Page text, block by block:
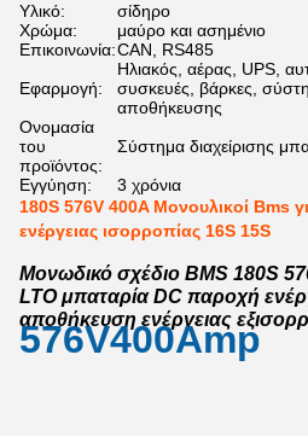
Υλικό:
σίδηρο
Χρώμα:
μαύρο και ασημένιο
Επικοινωνία:CAN, RS485
Εφαρμογή:
Ηλιακός, αέρας, UPS,
συσκευές, βάρκες,
αποθήκευσης
Ονομασία
του
προϊόντος:
Σύστημα διαχείρισης
Εγγύηση:
3 χρόνια
180S 576V 400A Μονουλικοί Bms
ενέργειας ισορροπίας 16S 15S
Μονωδικό σχέδιο BMS 180S
LTO μπαταρία DC παροχή
αποθήκευση ενέργειας
576V400Amp